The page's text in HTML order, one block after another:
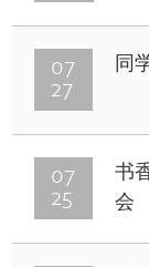
07
27
同
07
25
书
会